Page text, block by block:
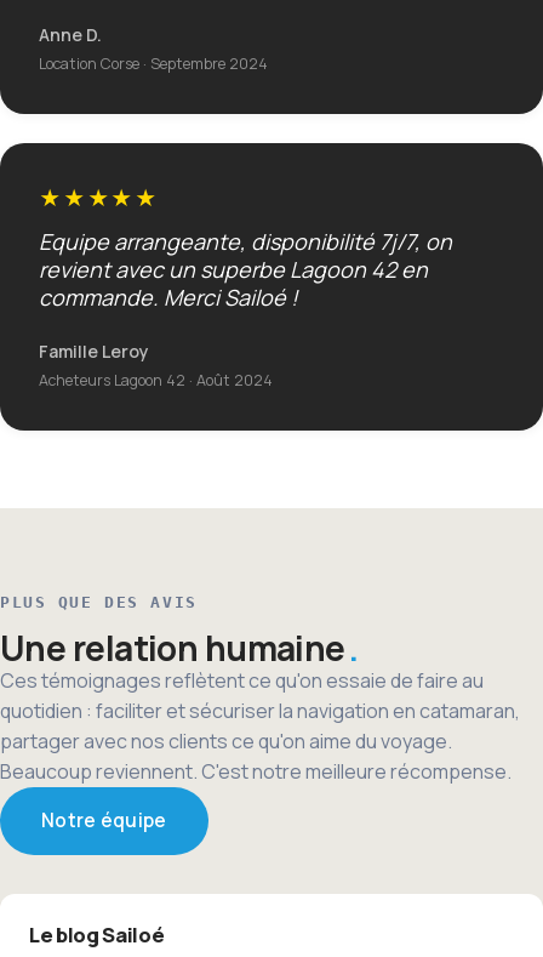
Anne D.
Location Corse · Septembre 2024
★★★★★
Equipe arrangeante, disponibilité 7j/7, on
revient avec un superbe Lagoon 42 en
commande. Merci Sailoé !
Famille Leroy
Acheteurs Lagoon 42 · Août 2024
PLUS QUE DES AVIS
Une relation humaine
Ces témoignages reflètent ce qu'on essaie de faire au
quotidien : faciliter et sécuriser la navigation en catamaran,
partager avec nos clients ce qu'on aime du voyage.
Beaucoup reviennent. C'est notre meilleure récompense.
Notre équipe
Le blog Sailoé